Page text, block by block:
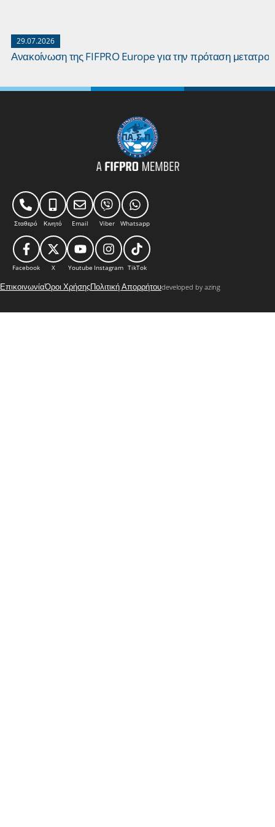
29.07.2026
Ανακοίνωση της FIFPRO Europe για την πρόταση
Σταθερό Κινητό Email Viber Whatsapp
Facebook X Youtube Instagram TikTok
ΕπικοινωνίαΌροι ΧρήσηςΠολιτική Απορρήτουdeveloped by azing